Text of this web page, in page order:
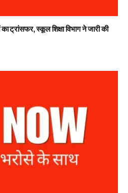
स्कूल शिक्षा विभाग ने जारी की